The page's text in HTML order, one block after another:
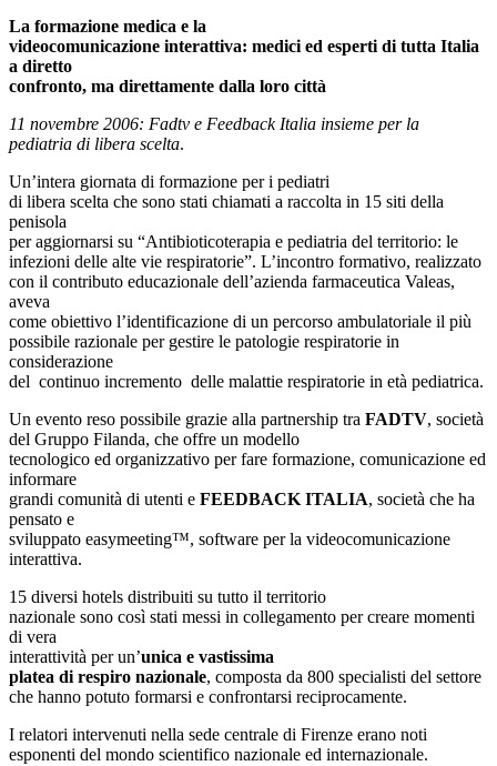
La formazione medica e la
videocomunicazione interattiva: medici ed esperti di tutta Italia
a diretto
confronto, ma direttamente dalla loro città
11 novembre 2006: Fadtv e Feedback Italia insieme per la
pediatria di libera scelta.
Un’intera giornata di formazione per i pediatri
di libera scelta che sono stati chiamati a raccolta in 15 siti della
penisola
per aggiornarsi su “Antibioticoterapia e pediatria del territorio: le
infezioni delle alte vie respiratorie”. L’incontro formativo, realizzato
con il contributo educazionale dell’azienda farmaceutica Valeas,
aveva
come obiettivo l’identificazione di un percorso ambulatoriale il più
possibile razionale per gestire le patologie respiratorie in
considerazione
del continuo incremento delle malattie respiratorie in età pediatrica.
Un evento reso possibile grazie alla partnership tra FADTV, società
del Gruppo Filanda, che offre un modello
tecnologico ed organizzativo per fare formazione, comunicazione ed
informare
grandi comunità di utenti e FEEDBACK ITALIA, società che ha
pensato e
sviluppato easymeeting™, software per la videocomunicazione
interattiva.
15 diversi hotels distribuiti su tutto il territorio
nazionale sono così stati messi in collegamento per creare momenti
di vera
interattività per un’unica e vastissima
platea di respiro nazionale, composta da 800 specialisti del settore
che hanno potuto formarsi e confrontarsi reciprocamente.
I relatori intervenuti nella sede centrale di Firenze erano noti
esponenti del mondo scientifico nazionale ed internazionale.